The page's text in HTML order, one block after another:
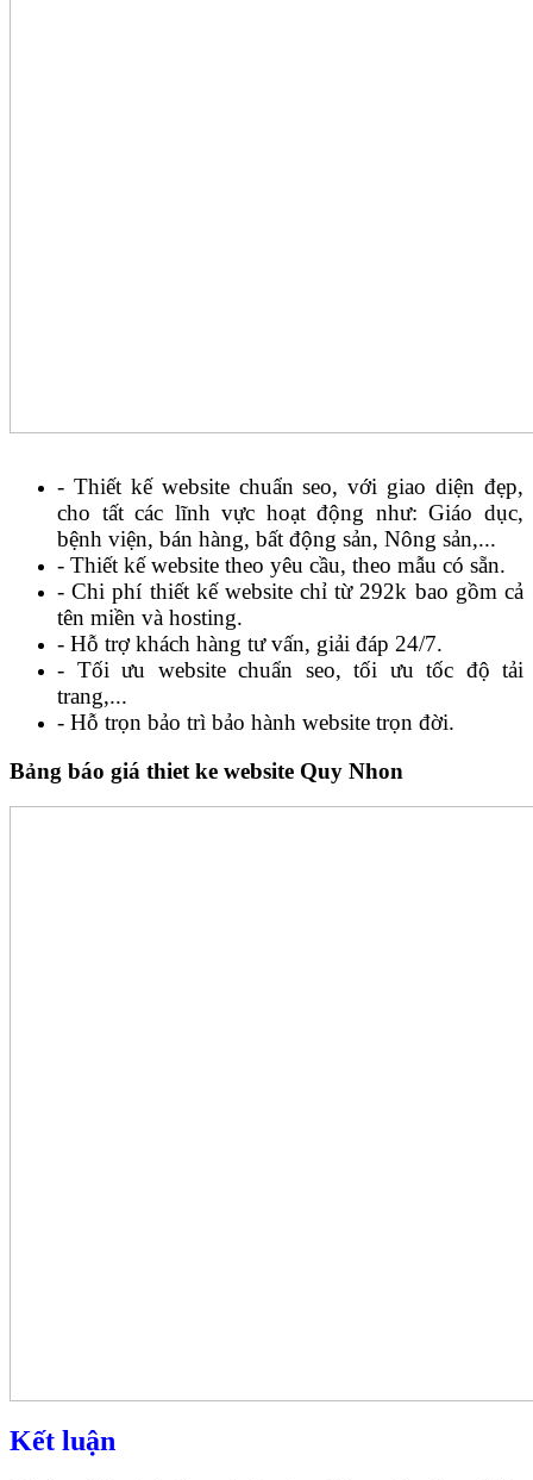
- Thiết kế website chuẩn seo, với giao diện đẹp,
cho tất các lĩnh vực hoạt động như: Giáo dục,
bệnh viện, bán hàng, bất động sản, Nông sản,...
- Thiết kế website theo yêu cầu, theo mẫu có sẵn.
- Chi phí thiết kế website chỉ từ 292k bao gồm cả
tên miền và hosting.
- Hỗ trợ khách hàng tư vấn, giải đáp 24/7.
- Tối ưu website chuẩn seo, tối ưu tốc độ tải
trang,...
- Hỗ trọn bảo trì bảo hành website trọn đời.
Bảng báo giá thiet ke website Quy Nhon
Kết luận